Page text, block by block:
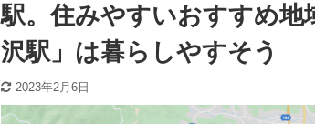
駅。住みやすいおすすめ地
沢駅」は暮らしやすそう
2023年2月6日